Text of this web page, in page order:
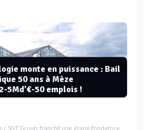
monte en puissance : Bail
50 ans à Mèze
5Md'€-50 emplois !